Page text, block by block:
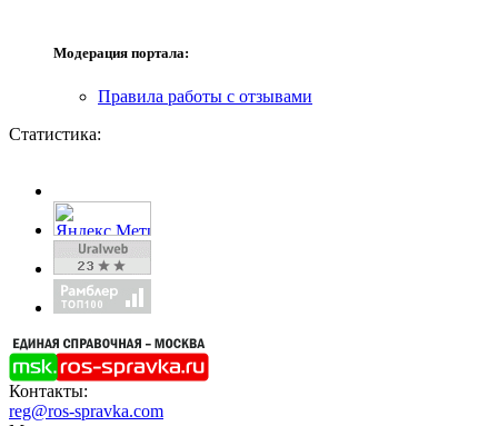
Модерация портала:
Правила работы с отзывами
Статистика:
Контакты:
reg@ros-spravka.com